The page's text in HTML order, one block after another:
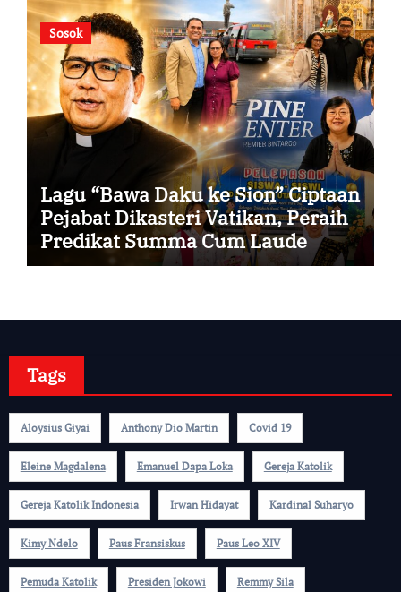
Sosok
Lagu “Bawa Daku ke Sion” Ciptaan
Pejabat Dikasteri Vatikan, Peraih
Predikat Summa Cum Laude
Tags
Aloysius Giyai Anthony Dio Martin Covid 19
Eleine Magdalena Emanuel Dapa Loka Gereja Katolik
Gereja Katolik Indonesia Irwan Hidayat Kardinal Suharyo
Kimy Ndelo Paus Fransiskus Paus Leo XIV
Pemuda Katolik Presiden Jokowi Remmy Sila